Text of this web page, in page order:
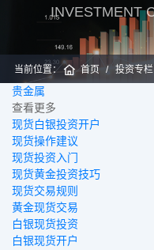
INVESTMENT
当前位置： 首页 投资专栏
贵金属
查看更多
现货白银投资开户
现货操作建议
现货投资入门
现货黄金投资技巧
现货交易规则
黄金现货交易
白银现货投资
白银现货开户